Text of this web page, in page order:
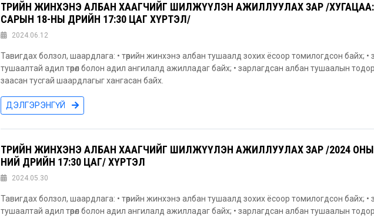
ТӨРИЙН ЖИНХЭНЭ АЛБАН ХААГЧИЙГ ШИЛЖҮҮЛЭН АЖИЛЛУУЛАХ ЗАР /ХУГАЦАА:
САРЫН 18-НЫ ӨДРИЙН 17:30 ЦАГ ХҮРТЭЛ/
2024.06.12
Тавигдах болзол, шаардлага: • төрийн жинхэнэ албан тушаалд зохих ёсоор томилогдсон байх; •
тушаалтай адил төрөл болон адил ангилалд ажилладаг байх; • зарлагдсан албан тушаалын
заасан тусгай шаардлагыг хангасан байх.
ДЭЛГЭРЭНГҮЙ
ТӨРИЙН ЖИНХЭНЭ АЛБАН ХААГЧИЙГ ШИЛЖҮҮЛЭН АЖИЛЛУУЛАХ ЗАР /2024 ОНЫ
НИЙ ӨДРИЙН 17:30 ЦАГ/ ХҮРТЭЛ
2024.05.30
Тавигдах болзол, шаардлага: • төрийн жинхэнэ албан тушаалд зохих ёсоор томилогдсон байх; •
тушаалтай адил төрөл болон адил ангилалд ажилладаг байх; • зарлагдсан албан тушаалын